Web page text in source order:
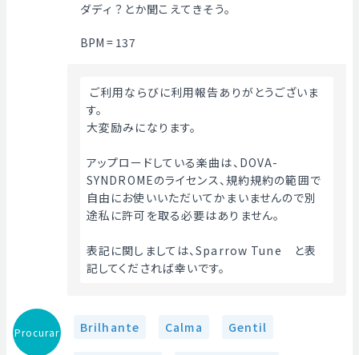
ダディ？とか聞こえてきそう。
BPM = 137
す。
大変励みになります。
アップロードしている楽曲は、DOVA-
SYNDROMEのライセンス、規約規約の範囲で
自由にお使いいただいてかまいませんので別
途私に許可を取る必要はありません。
表記に関しましては、Sparrow Tune　と表
記してくだされば幸いです。
Procurar Brilhante Calma Gentil